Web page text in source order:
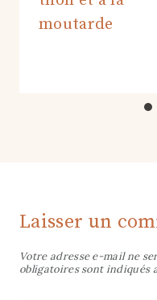
moutarde
Laisser un
Votre adresse e-mail ne
obligatoires sont indiqués